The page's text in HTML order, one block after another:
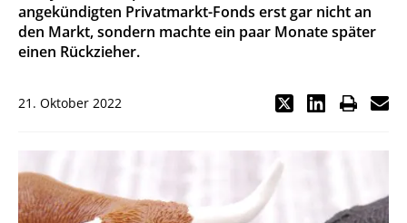
angekündigten Privatmarkt-Fonds erst gar nicht an
den Markt, sondern machte ein paar Monate später
einen Rückzieher.
21. Oktober 2022